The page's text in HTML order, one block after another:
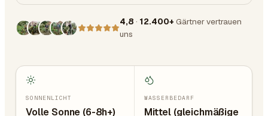
4,8 · 12.400+ Gärtner vertrauen
uns
SONNENLICHT
Volle Sonne (6-8h+)
WASSERBEDARF
Mittel (gleichmäßige